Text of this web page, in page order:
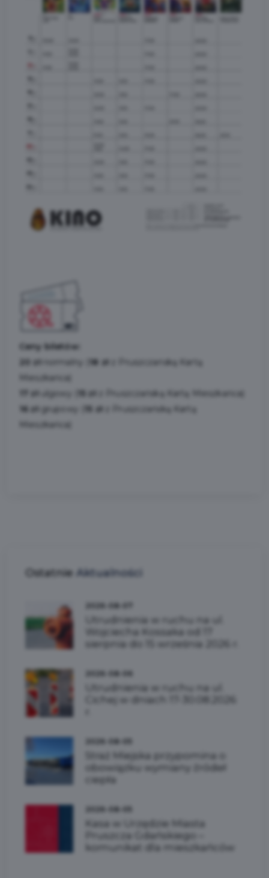
Ceny biletów:
20 zł
normalny ( 18 zł
z Pruszczańską Kartą
Mieszkańca)
17 zł
ulgowy ( 15 zł
z Pruszczańską Kartą Mieszkańca)
16 zł
grupowy ( 15 zł
z Pruszczańską Kartą
Mieszkańca)
Ostatnie Aktualności
2026-08-07
Utrudnienia w ruchu na ul.
Wojciecha Kossaka od 17
sierpnia do 15 września 2026 r.
2026-08-06
Utrudnienia w ruchu na ul.
Cichej w dniach 17-30.08.2026
2026-08-05
Straż Miejska przypomina o
obowiązku wymiany źródeł
ciepła
2026-08-05
Kasa w Urzędzie Miasta
Pruszcza Gdańskiego –
komunikat dla mieszkańców